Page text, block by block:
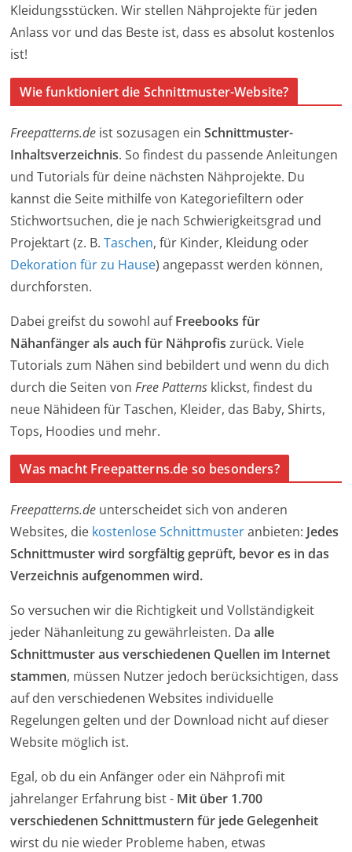
Kleidungsstücken. Wir stellen Nähprojekte für jeden
Anlass vor und das Beste ist, dass es absolut kostenlos
ist!
Wie funktioniert die Schnittmuster-Website?
Freepatterns.de ist sozusagen einSchnittmuster-
Inhaltsverzeichnis. So findest du passende Anleitungen
und Tutorials für deine nächsten Nähprojekte. Du
kannst die Seite mithilfe von Kategoriefiltern oder
Stichwortsuchen, die je nach Schwierigkeitsgrad und
Projektart (z. B.Taschen, für Kinder, Kleidung oder
Dekoration für zu Hause) angepasst werden können,
durchforsten.
Dabei greifst du sowohl aufFreebooks für
Nähanfänger als auch für Nähprofis zurück. Viele
Tutorials zum Nähen sind bebildert und wenn du dich
durch die Seiten von Free Patterns klickst, findest du
neue Nähideen für Taschen, Kleider, das Baby, Shirts,
Tops, Hoodies und mehr.
Was macht Freepatterns.de so besonders?
Freepatterns.de unterscheidet sich von anderen
Websites, die kostenlose Schnittmusteranbieten: Jedes
Schnittmuster wird sorgfältig geprüft, bevor es in das
Verzeichnis aufgenommen wird.
So versuchen wir die Richtigkeit und Vollständigkeit
jeder Nähanleitung zu gewährleisten. Daalle
Schnittmuster aus verschiedenen Quellen im Internet
stammen, müssen Nutzer jedoch berücksichtigen, dass
auf den verschiedenen Websites individuelle
Regelungen gelten und der Download nicht auf dieser
Website möglich ist.
Egal, ob du ein Anfänger oder ein Nähprofi mit
jahrelanger Erfahrung bist - Mit über 1.700
verschiedenen Schnittmustern für jede Gelegenheit
wirst du nie wieder Probleme haben, etwas